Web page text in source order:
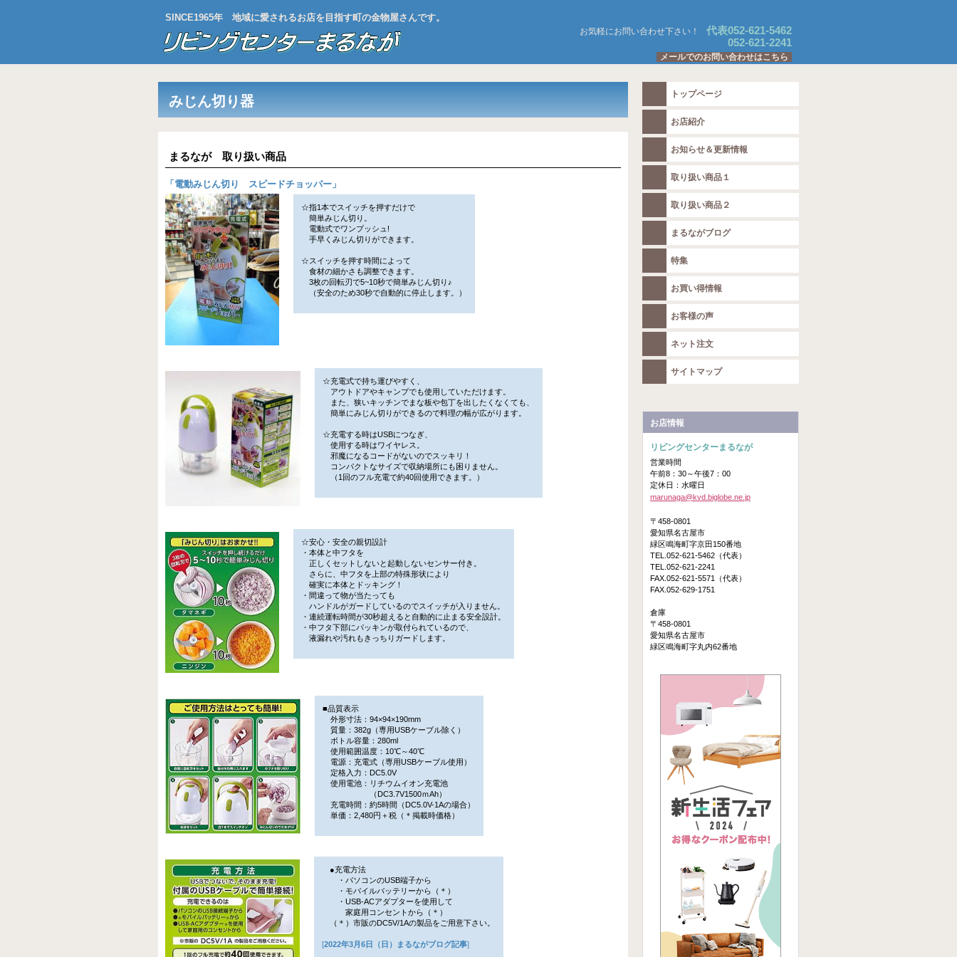
SINCE1965年 地域に愛されるお店を目指す町の金物屋さんです。
お気軽にお問い合わせ下さい！
代表052-621-5462
052-621-2241
メールでのお問い合わせはこちら
みじん切り器
まるなが 取り扱い商品
「 電動みじん切り スピードチョッパー 」
☆指1本でスイッチを押すだけで
簡単みじん切り。
電動式でワンプッシュ!
手早くみじん切りができます。
☆スイッチを押す時間によって
食材の細かさも調整できます。
3枚の回転刃で5~10秒で簡単みじん切り♪
（安全のため30秒で自動的に停止します。）
☆充電式で持ち運びやすく、
アウトドアやキャンプでも使用していただけます。
また、狭いキッチンでまな板や包丁を出したくなくても、
簡単にみじん切りができるので料理の幅が広がります。
☆充電する時はUSBにつなぎ、
使用する時はワイヤレス。
邪魔になるコードがないのでスッキリ！
コンパクトなサイズで収納場所にも困りません。
（1回のフル充電で約40回使用できます。）
☆安心・安全の親切設計
・本体と中フタを
正しくセットしないと起動しないセンサー付き。
さらに、中フタを上部の特殊形状により
確実に本体とドッキング！
・間違って物が当たっても
ハンドルがガードしているのでスイッチが入りません。
・連続運転時間が30秒超えると自動的に止まる安全設計。
・中フタ下部にパッキンが取付られているので、
液漏れや汚れもきっちりガードします。
■品質表示
外形寸法：94×94×190mm
質量：382g（専用USBケーブル除く）
ボトル容量：280ml
使用範囲温度：10℃～40℃
電源：充電式（専用USBケーブル使用）
定格入力：DC5.0V
使用電池：リチウムイオン充電池
（DC3.7V1500ｍAh）
充電時間：約5時間（DC5.0V-1Aの場合）
単価：2,480円＋税（＊掲載時価格）
●充電方法
・パソコンのUSB端子から
・モバイルバッテリーから（＊）
・USB-ACアダプターを使用して
家庭用コンセントから（＊）
（＊）市販のDC5V/1Aの製品をご用意下さい。
[2022年3月6日（日）まるながブログ記事]
トップページ
お店紹介
お知らせ＆更新情報
取り扱い商品１
取り扱い商品２
まるながブログ
特集
お買い得情報
お客様の声
ネット注文
サイトマップ
お店情報
リビングセンターまるなが
営業時間
午前8：30～午後7：00
定休日：水曜日
marunaga@kvd.biglobe.ne.jp
〒458-0801
愛知県名古屋市
緑区鳴海町字京田150番地
TEL.052-621-5462（代表）
TEL.052-621-2241
FAX.052-621-5571（代表）
FAX.052-629-1751
倉庫
〒458-0801
愛知県名古屋市
緑区鳴海町字丸内62番地